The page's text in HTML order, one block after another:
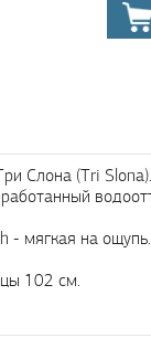
Слона (Tri
- мягкая на ощупь.
102 см.